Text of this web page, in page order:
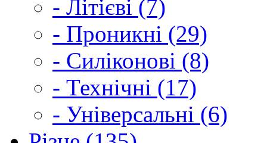
- Літієві (7)
- Проникні (29)
- Силіконові (8)
- Технічні (17)
- Універсальні (6)